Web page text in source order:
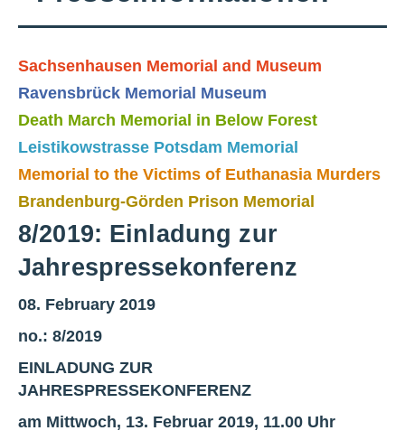
Sachsenhausen Memorial and Museum
Ravensbrück Memorial Museum
Death March Memorial in Below Forest
Leistikowstrasse Potsdam Memorial
Memorial to the Victims of Euthanasia Murders
Brandenburg-Görden Prison Memorial
8/2019: Einladung zur
Jahrespressekonferenz
08. February 2019
no.: 8/2019
EINLADUNG ZUR
JAHRESPRESSEKONFERENZ
am Mittwoch, 13. Februar 2019, 11.00 Uhr